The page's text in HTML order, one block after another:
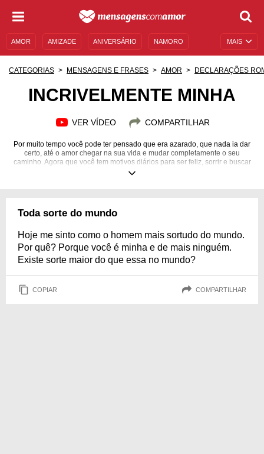
MAIS
AMOR AMIZADE ANIVERSÁRIO NAMORO
CATEGORIAS MENSAGENS E FRASES AMOR DECLARAÇÕES
INCRIVELMENTE MINHA
VER VÍDEO COMPARTILHAR
Por muito tempo você pode ter pensado que era azarado, que nada ia dar
certo, até o amor chegar na sua vida e mudar completamente o seu
caminho. Agora que você tem motivos diários para ser feliz, sorrir e buscar
ser sempre melhor, não desperdice a chance. Honre a sua namorada!
Toda sorte do mundo
Hoje me sinto como o homem mais sortudo do mundo.
Por quê? Porque você é minha e de mais ninguém.
Existe sorte maior do que essa no mundo?
COPIAR COMPARTILHAR